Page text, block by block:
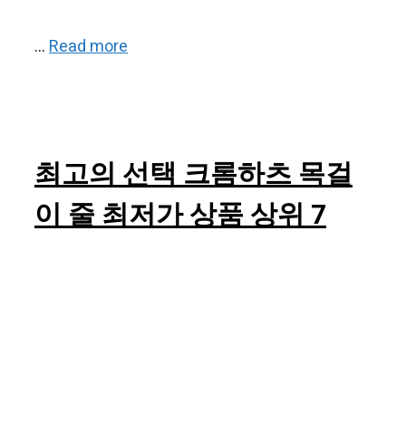
…Read more
최고의 선택 크롬하츠 목걸
이 줄 최저가 상품 상위 7